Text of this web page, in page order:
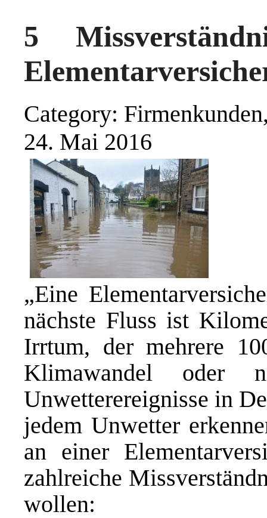
5
Category:
24. Mai 2016
„Eine
nächste Fluss ist
Irrtum, der mehrere
Klimawandel oder
Unwetterereignisse in
jedem Unwetter
an einer
zahlreiche
wollen: